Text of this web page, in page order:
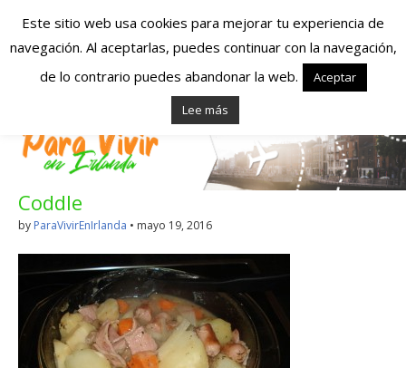
Españoles en
Irlanda – Vivir en
Irlanda – Trabajo
en Irlanda –
Alojamiento en
Irlanda
Blog dedicado a los que viven, estudian y trabajan en
Irlanda!
Coddle
by ParaVivirEnIrlanda • mayo 19, 2016
Este sitio web usa cookies para mejorar tu experiencia de
navegación. Al aceptarlas, puedes continuar con la navegación,
de lo contrario puedes abandonar la web.
Aceptar
Lee más